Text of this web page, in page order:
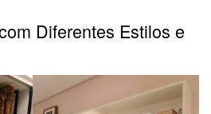
Diferentes Estilos e